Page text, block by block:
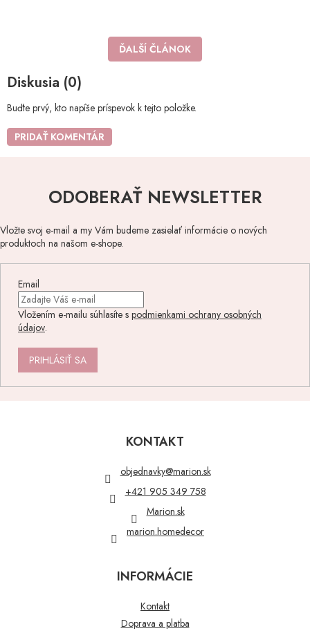
ĎALŠÍ ČLÁNOK
Diskusia (0)
Buďte prvý, kto napíše príspevok k tejto položke.
PRIDAŤ KOMENTÁR
ODOBERAŤ NEWSLETTER
Vložte svoj e-mail a my Vám budeme zasielať informácie o nových
produktoch na našom e-shope.
Email
Vložením e-mailu súhlasíte s podmienkami ochrany osobných
údajov.
PRIHLÁSIŤ SA
KONTAKT
objednavky@marion.sk
+421 905 349 758
Marion.sk
marion.homedecor
INFORMÁCIE
Kontakt
Doprava a platba